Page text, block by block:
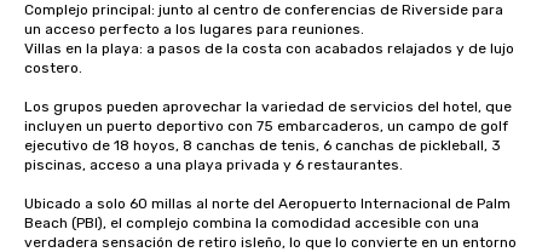
Complejo principal: junto al centro de conferencias de Riverside para
un acceso perfecto a los lugares para reuniones.
Villas en la playa: a pasos de la costa con acabados relajados y de lujo
costero.
Los grupos pueden aprovechar la variedad de servicios del hotel, que
incluyen un puerto deportivo con 75 embarcaderos, un campo de golf
ejecutivo de 18 hoyos, 8 canchas de tenis, 6 canchas de pickleball, 3
piscinas, acceso a una playa privada y 6 restaurantes.
Ubicado a solo 60 millas al norte del Aeropuerto Internacional de Palm
Beach (PBI), el complejo combina la comodidad accesible con una
verdadera sensación de retiro isleño, lo que lo convierte en un entorno